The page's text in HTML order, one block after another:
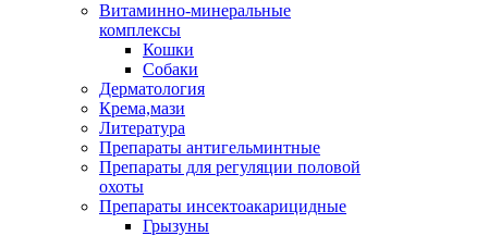
Витаминно-минеральные
комплексы
Кошки
Собаки
Дерматология
Крема,мази
Литература
Препараты антигельминтные
Препараты для регуляции половой
охоты
Препараты инсектоакарицидные
Грызуны